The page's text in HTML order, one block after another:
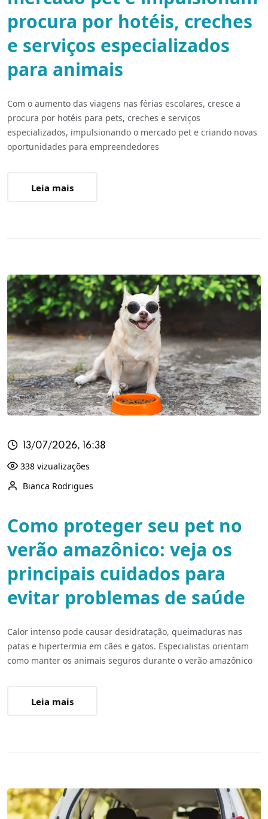
procura por hotéis, creches
e serviços especializados
para animais
Com o aumento das viagens nas férias escolares, cresce a
procura por hotéis para pets, creches e serviços
especializados, impulsionando o mercado pet e criando novas
oportunidades para empreendedores
Leia mais
13/07/2026, 16:38
338 vizualizações
Bianca Rodrigues
Como proteger seu pet no
verão amazônico: veja os
principais cuidados para
evitar problemas de saúde
Calor intenso pode causar desidratação, queimaduras nas
patas e hipertermia em cães e gatos. Especialistas orientam
como manter os animais seguros durante o verão amazônico
Leia mais